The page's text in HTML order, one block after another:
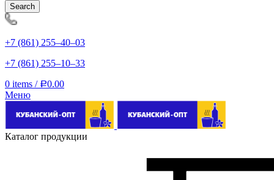
Search
+7 (861) 255‒40‒03
+7 (861) 255‒10‒33
0 items / Р0.00
Меню
Каталог продукции